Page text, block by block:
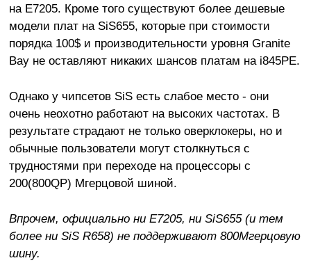
на E7205. Кроме того существуют более дешевые
модели плат на SiS655, которые при стоимости
порядка 100$ и производительности уровня Granite
Bay не оставляют никаких шансов платам на i845PE.
Однако у чипсетов SiS есть слабое место - они
очень неохотно работают на высоких частотах. В
результате страдают не только оверклокеры, но и
обычные пользователи могут столкнуться с
трудностями при переходе на процессоры с
200(800QP) Мгерцовой шиной.
Впрочем, официально ни E7205, ни SiS655 (и тем
более ни SiS R658) не поддерживают 800Мгерцовую
шину.